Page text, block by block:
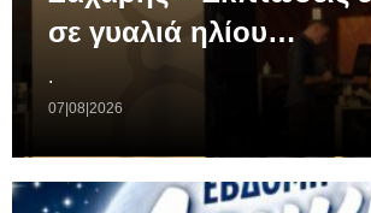
σε γυαλιά ηλίου…
.
07|08|2026